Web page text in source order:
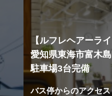
【ルフレヘアーライ
愛知県東海市富木
駐車場3台完備
バス停からのアクセス